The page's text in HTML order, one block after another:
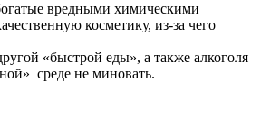
вредными химическими
косметику, из-за чего
«быстрой еды», а также алкоголя
среде не миновать.